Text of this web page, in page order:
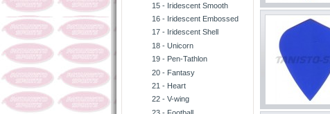
15 - Iridescent Smooth
16 - Iridescent Embossed
17 - Iridescent Shell
18 - Unicorn
19 - Pen-Tathlon
20 - Fantasy
21 - Heart
22 - V-wing